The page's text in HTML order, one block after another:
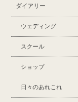
ダイアリー
ウェディング
スクール
ショップ
日々のあれこれ